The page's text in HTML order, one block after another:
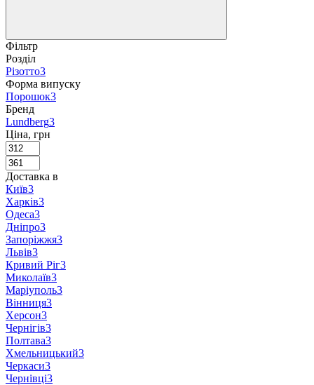
Фільтр
Розділ
Різотто3
Форма випуску
Порошок3
Бренд
Lundberg3
Ціна, грн
Доставка в
Київ3
Харків3
Одеса3
Дніпро3
Запоріжжя3
Львів3
Кривий Ріг3
Миколаїв3
Маріуполь3
Вінниця3
Херсон3
Чернігів3
Полтава3
Хмельницький3
Черкаси3
Чернівці3